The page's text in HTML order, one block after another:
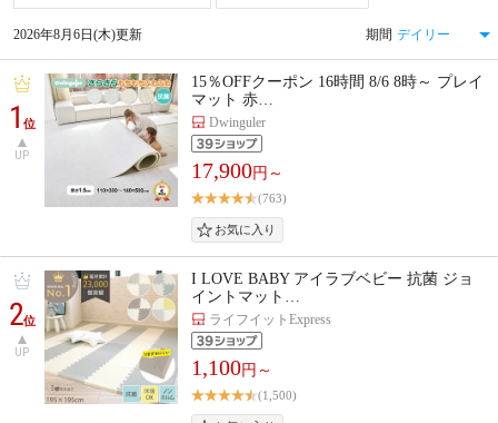
2026年8月6日(木)更新 期間
1位
UP
15％OFFクーポン 16時間 8/6 8時～ プレイ
マット 赤…
Dwinguler
17,900円～
(763)
2位
UP
I LOVE BABY アイラブベビー 抗菌 ジョ
イントマット…
ライフイットExpress
1,100円～
(1,500)